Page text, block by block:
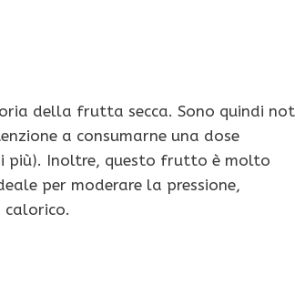
della frutta secca. Sono quindi
a consumarne una dose
più). Inoltre, questo frutto è molto
per moderare la pressione,